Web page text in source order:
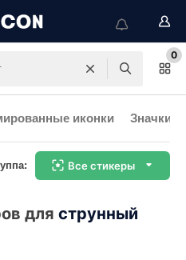
0
иконки Значки
Все стикеры
для струнный